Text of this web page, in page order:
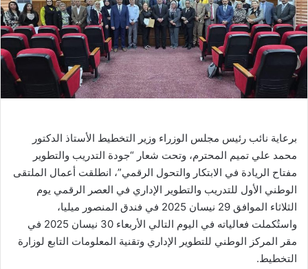
برعاية نائب رئيس مجلس الوزراء وزير التخطيط الأستاذ الدكتور
محمد علي تميم المحترم، وتحت شعار “جودة التدريب والتطوير
مفتاح الريادة في الابتكار والتحول الرقمي”، انطلقت أعمال الملتقى
الوطني الأول للتدريب والتطوير الإداري في العصر الرقمي يوم
الثلاثاء الموافق 29 نيسان 2025 في فندق المنصور ميليا،
واستُكملت فعالياته في اليوم التالي الأربعاء 30 نيسان 2025 في
مقر المركز الوطني للتطوير الإداري وتقنية المعلومات التابع لوزارة
التخطيط.